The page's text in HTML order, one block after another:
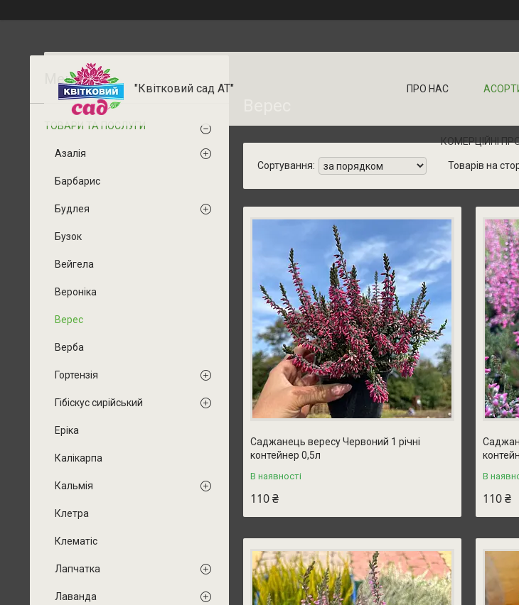
"Квітковий сад АТ" ПРО НАС
КОМЕРЦІЙНІ
Саджанець вересу Червоний 1 річні
контейнер 0,5л
В наявності
110 ₴
В
110 ₴
ТОВАРИ ТА ПОСЛУГИ
Азалія
Барбарис
Будлея
Бузок
Вейгела
Вероніка
Верес
Верба
Гортензія
Гібіскус сирійський
Еріка
Калікарпа
Кальмія
Клетра
Клематіс
Лапчатка
Лаванда